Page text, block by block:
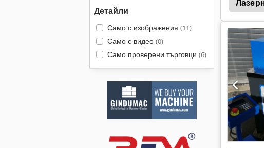
Детайли
Само с изображения (11)
Само с видео (0)
Само проверени търговци (6)